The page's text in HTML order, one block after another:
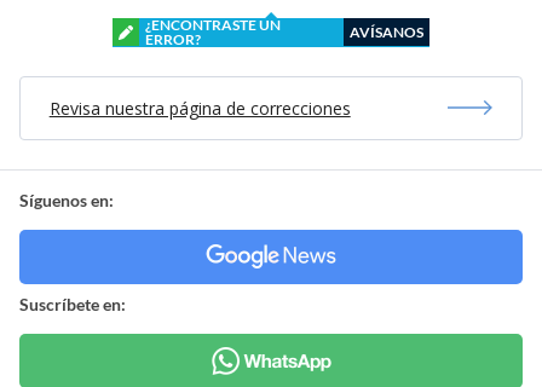
¿ENCONTRASTE UN
ERROR?
AVÍSANOS
Revisa nuestra página de correcciones
Síguenos en:
Suscríbete en: